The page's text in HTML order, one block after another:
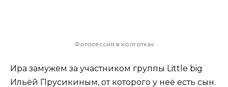
Фотосессия в колготках
Ира замужем за участником группы Little big
Ильёй Прусикиным, от которого у неё есть сын.